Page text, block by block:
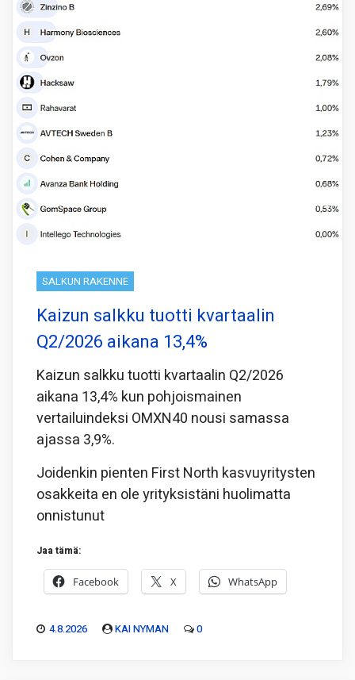
SALKUN RAKENNE
Kaizun salkku tuotti kvartaalin
Q2/2026 aikana 13,4%
Kaizun salkku tuotti kvartaalin Q2/2026
aikana 13,4% kun pohjoismainen
vertailuindeksi OMXN40 nousi samassa
ajassa 3,9%.
Joidenkin pienten First North kasvuyritysten
osakkeita en ole yrityksistäni huolimatta
onnistunut
Jaa tämä:
Facebook X WhatsApp
4.8.2026 KAI NYMAN 0